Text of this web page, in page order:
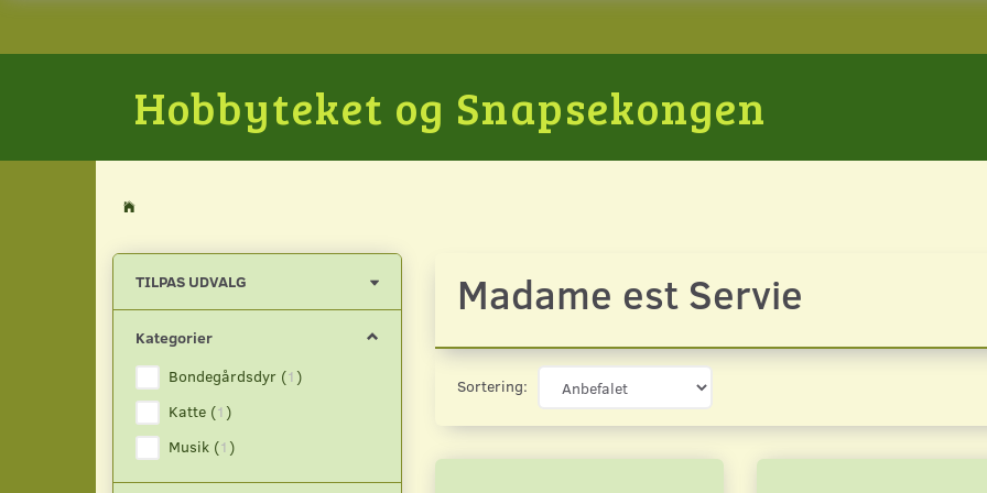
Hobbyteket og Snapsekongen
TILPAS UDVALG
Kategorier
Bondegårdsdyr (1 )
Katte (1 )
Musik (1 )
Madame est Servie
Sortering: